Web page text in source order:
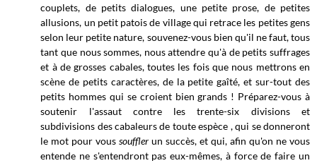
couplets, de petits dialogues, une petite prose, de petites
allusions, un petit patois de village qui retrace les petites gens
selon leur petite nature, souvenez-vous bien qu'il ne faut, tous
tant que nous sommes, nous attendre qu'à de petits suffrages
et à de grosses cabales, toutes les fois que nous mettrons en
scène de petits caractères, de la petite gaîté, et sur-tout des
petits hommes qui se croient bien grands ! Préparez-vous à
soutenir l'assaut contre les trente-six divisions et
subdivisions des cabaleurs de toute espèce , qui se donneront
le mot pour voussoufflerun succès, et qui, afin qu'on ne vous
entende ne s'entendront pas eux-mêmes, à force de faire un